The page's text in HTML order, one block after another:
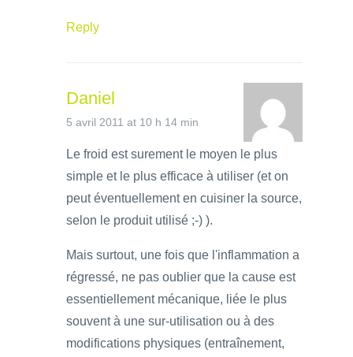
Reply
Daniel
5 avril 2011 at 10 h 14 min
Le froid est surement le moyen le plus
simple et le plus efficace à utiliser (et on
peut éventuellement en cuisiner la source,
selon le produit utilisé ;-) ).
Mais surtout, une fois que l'inflammation a
régressé, ne pas oublier que la cause est
essentiellement mécanique, liée le plus
souvent à une sur-utilisation ou à des
modifications physiques (entraînement,